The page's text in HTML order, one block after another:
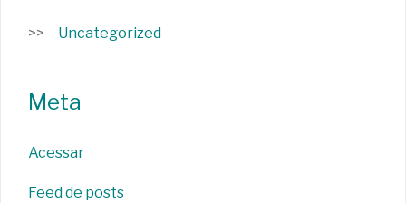
Uncategorized
Meta
Acessar
Feed de posts